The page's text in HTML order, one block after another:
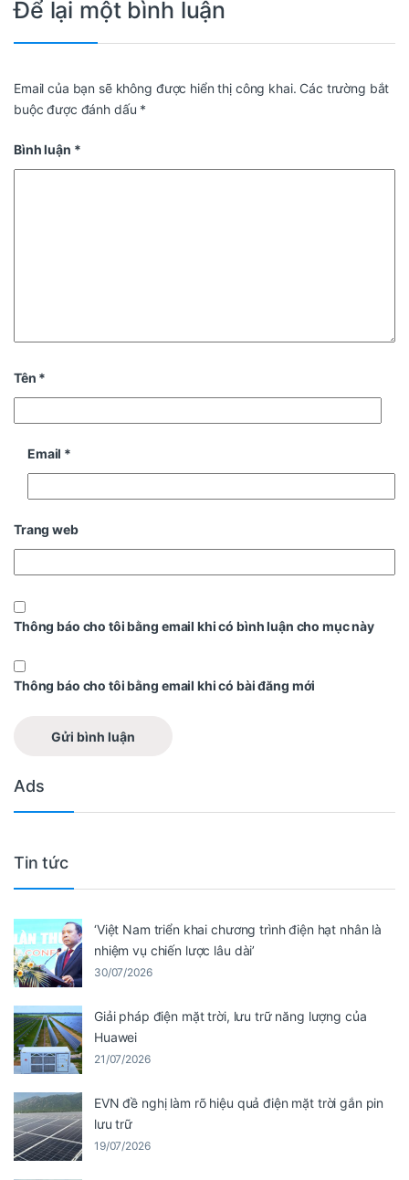
Để lại một bình luận
Email của bạn sẽ không được hiển thị công khai. Các trường bắt
buộc được đánh dấu *
Bình luận *
Tên *
Email *
Trang web
Thông báo cho tôi bằng email khi có bình luận cho mục này
Thông báo cho tôi bằng email khi có bài đăng mới
Ads
Tin tức
‘Việt Nam triển khai chương trình điện hạt nhân là
nhiệm vụ chiến lược lâu dài’
30/07/2026
Giải pháp điện mặt trời, lưu trữ năng lượng của
Huawei
21/07/2026
EVN đề nghị làm rõ hiệu quả điện mặt trời gắn pin
lưu trữ
19/07/2026